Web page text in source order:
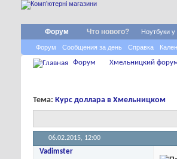
Форум
Форум Сообщения за день Справка
Что нового? Ноутбуки у
Форум Хмельницкий
Тема: Курс доллара в Хмельницком
06.02.2015, 12:00
Vadimster